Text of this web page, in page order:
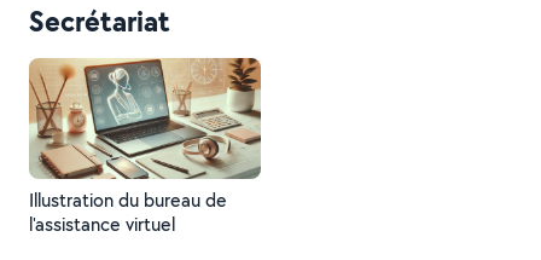
Secrétariat
Illustration du bureau de
l'assistance virtuel